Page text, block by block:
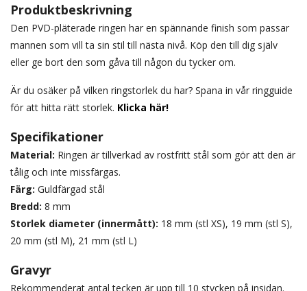
Produktbeskrivning
Den PVD-pläterade ringen har en spännande finish som passar
mannen som vill ta sin stil till nästa nivå. Köp den till dig själv
eller ge bort den som gåva till någon du tycker om.
Är du osäker på vilken ringstorlek du har? Spana in vår ringguide
för att hitta rätt storlek. Klicka här!
Specifikationer
Material: Ringen är tillverkad av rostfritt stål som gör att den är
tålig och inte missfärgas.
Färg: Guldfärgad stål
Bredd: 8 mm
Storlek diameter (innermått): 18 mm (stl XS), 19 mm (stl S),
20 mm (stl M), 21 mm (stl L)
Gravyr
Rekommenderat antal tecken är upp till 10 stycken på insidan.